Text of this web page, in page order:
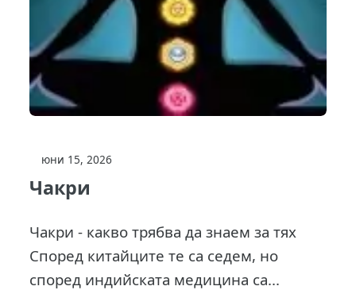
юни 15, 2026
Чакри
Чакри - какво трябва да знаем за тях
Според китайците те са седем, но
според индийската медицина са...